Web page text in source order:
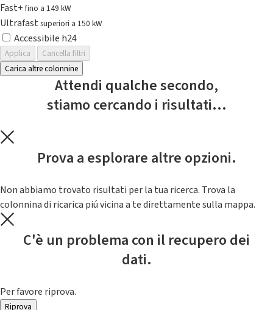
Fast+fino a 149 kW
Ultrafast superiori a 150 kW
Accessibile h24
Applica
Cancella filtri
Carica altre colonnine
Attendi qualche secondo,
stiamo cercando i risultati...
Prova a esplorare altre opzioni.
Non abbiamo trovato risultati per la tua ricerca. Trova la
colonnina di ricarica piú vicina a te direttamente sulla mappa.
C'è un problema con il recupero dei
dati.
Per favore riprova.
Riprova